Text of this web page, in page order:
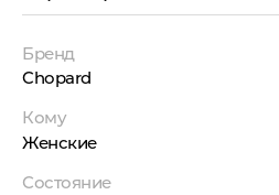
Бренд
Chopard
Кому
Женские
Состояние